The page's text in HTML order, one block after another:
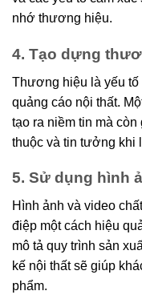
nhớ thương hiệu.
4. Tạo dựng
Thương hiệu là yếu tố
quảng cáo nội thất.
tạo ra niềm tin mà
thuộc và tin tưởng khi
5. Sử dụng hình
Hình ảnh và video
điệp một cách hiệu
mô tả quy trình sản
kế nội thất sẽ giúp
phẩm.